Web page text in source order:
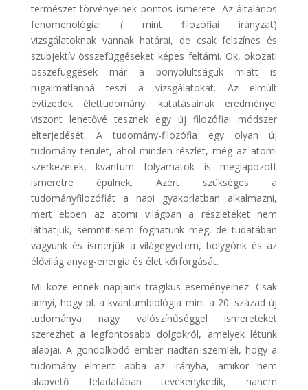
természet törvényeinek pontos ismerete. Az általános
fenomenológiai ( mint filozófiai irányzat)
vizsgálatoknak vannak határai, de csak felszínes és
szubjektív összefüggéseket képes feltárni. Ok, okozati
összefüggések már a bonyolultságuk miatt is
rugalmatlanná teszi a vizsgálatokat. Az elmúlt
évtizedek élettudományi kutatásainak eredményei
viszont lehetővé tesznek egy új filozófiai módszer
elterjedését. A tudomány-filozófia egy olyan új
tudomány terület, ahol minden részlet, még az atomi
szerkezetek, kvantum folyamatok is meglapozott
ismeretre épülnek. Azért szükséges a
tudományfilozófiát a napi gyakorlatban alkalmazni,
mert ebben az atomi világban a részleteket nem
láthatjuk, semmit sem foghatunk meg, de tudatában
vagyunk és ismerjük a világegyetem, bolygónk és az
élővilág anyag-energia és élet kőrforgását.
Mi köze ennek napjaink tragikus eseményeihez. Csak
annyi, hogy pl. a kvantumbiológia mint a 20. század új
tudománya nagy valószínűséggel ismereteket
szerezhet a legfontosabb dolgokról, amelyek létünk
alapjai. A gondolkodó ember riadtan szemléli, hogy a
tudomány elment abba az irányba, amikor nem
alapvető feladatában tevékenykedik, hanem